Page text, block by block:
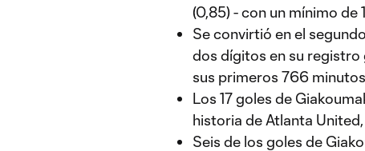
(0,85) - con un mínimo
Se convirtió en el
dos dígitos en su registro
sus primeros 766
Los 17 goles de
historia de Atlanta
Seis de los goles de